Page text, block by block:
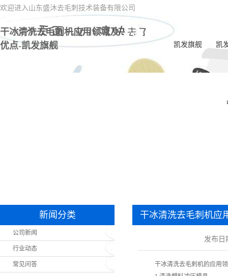
欢迎进入山东盛沐去毛刺技术装备有限公司
干冰清洗去毛刺机应用领域及
优点-凯发旗舰
凯发旗舰 凯
一
毛
一
新闻分类
公司新闻
行业动态
常见问答
干冰清洗去毛刺机应
发布日
干冰清洗去毛刺机的应用